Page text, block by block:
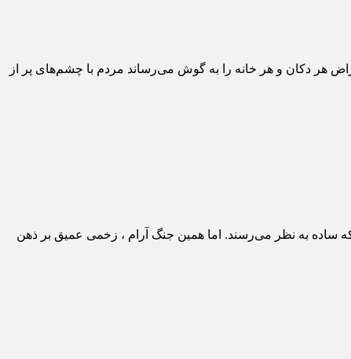
هر دکان و هر خانه را به گوش می‌رساند مردم با چشم‌های پر از
که ساده به نظر می‌رسند. اما همین جنگ آرام ، زخمی عمیق بر ذهن